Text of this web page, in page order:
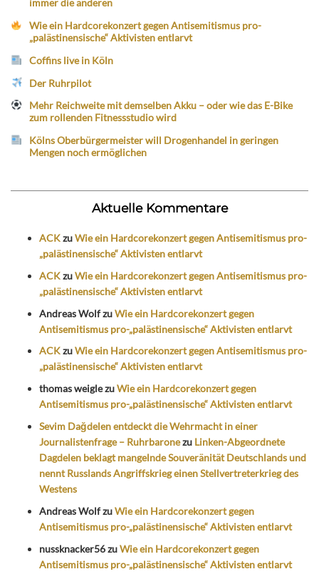
immer die anderen
Wie ein Hardcorekonzert gegen Antisemitismus pro-
„palästinensische“ Aktivisten entlarvt
Coffins live in Köln
Der Ruhrpilot
Mehr Reichweite mit demselben Akku – oder wie das E-Bike
zum rollenden Fitnessstudio wird
Kölns Oberbürgermeister will Drogenhandel in geringen
Mengen noch ermöglichen
Aktuelle Kommentare
ACKzuWie ein Hardcorekonzert gegen Antisemitismus pro-
„palästinensische“ Aktivisten entlarvt
ACKzuWie ein Hardcorekonzert gegen Antisemitismus pro-
„palästinensische“ Aktivisten entlarvt
Andreas WolfzuWie ein Hardcorekonzert gegen
Antisemitismus pro-„palästinensische“ Aktivisten entlarvt
ACKzuWie ein Hardcorekonzert gegen Antisemitismus pro-
„palästinensische“ Aktivisten entlarvt
thomas weiglezuWie ein Hardcorekonzert gegen
Antisemitismus pro-„palästinensische“ Aktivisten entlarvt
Sevim Dağdelen entdeckt die Wehrmacht in einer
Journalistenfrage – Ruhrbaronezu Linken-Abgeordnete
Dagdelen beklagt mangelnde Souveränität Deutschlands und
nennt Russlands Angriffskrieg einen Stellvertreterkrieg des
Westens
Andreas WolfzuWie ein Hardcorekonzert gegen
Antisemitismus pro-„palästinensische“ Aktivisten entlarvt
nussknacker56zuWie ein Hardcorekonzert gegen
Antisemitismus pro-„palästinensische“ Aktivisten entlarvt